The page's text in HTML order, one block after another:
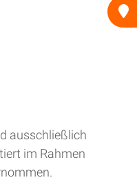
ausschließlich
im Rahmen